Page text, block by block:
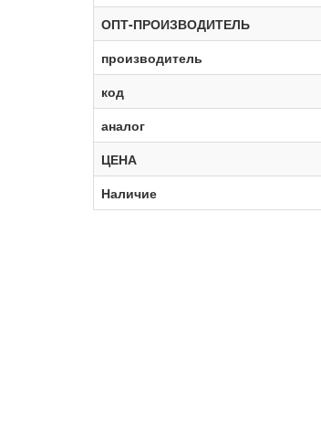
ОПТ-ПРОИЗВОДИТЕЛЬ
производитель
код
аналог
ЦЕНА
Наличие